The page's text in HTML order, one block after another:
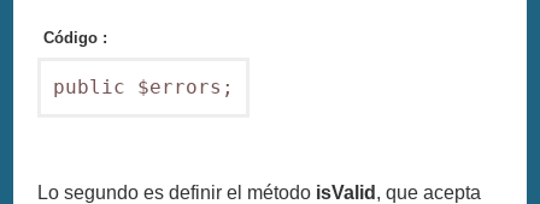
Código :
public $errors;
Lo segundo es definir el método isValid , que acepta